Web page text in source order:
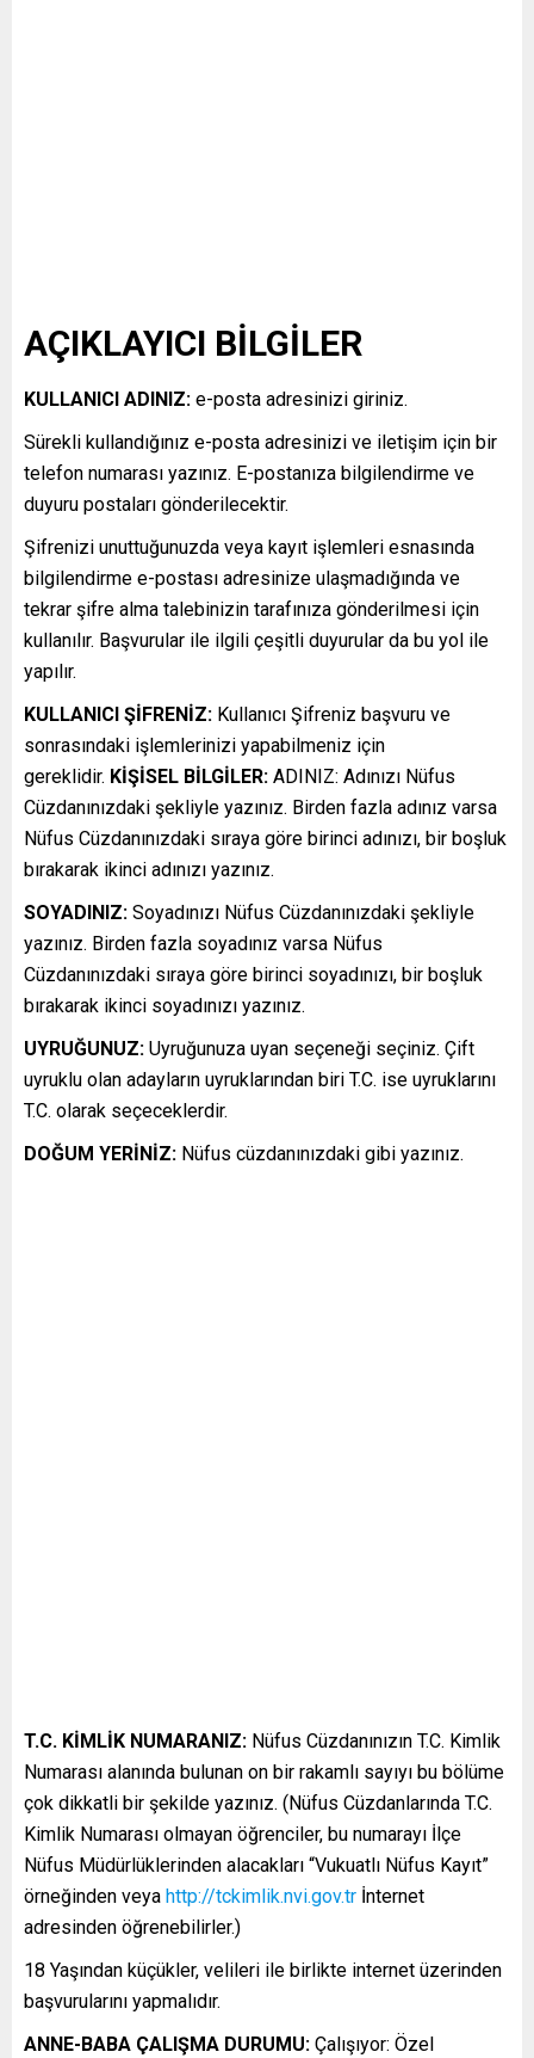
AÇIKLAYICI BİLGİLER
KULLANICI ADINIZ: e-posta adresinizi giriniz.
Sürekli kullandığınız e-posta adresinizi ve iletişim için bir
telefon numarası yazınız. E-postanıza bilgilendirme ve
duyuru postaları gönderilecektir.
Şifrenizi unuttuğunuzda veya kayıt işlemleri esnasında
bilgilendirme e-postası adresinize ulaşmadığında ve
tekrar şifre alma talebinizin tarafınıza gönderilmesi için
kullanılır. Başvurular ile ilgili çeşitli duyurular da bu yol ile
yapılır.
KULLANICI ŞİFRENİZ: Kullanıcı Şifreniz başvuru ve
sonrasındaki işlemlerinizi yapabilmeniz için
gereklidir. KİŞİSEL BİLGİLER: ADINIZ: Adınızı Nüfus
Cüzdanınızdaki şekliyle yazınız. Birden fazla adınız varsa
Nüfus Cüzdanınızdaki sıraya göre birinci adınızı, bir boşluk
bırakarak ikinci adınızı yazınız.
SOYADINIZ: Soyadınızı Nüfus Cüzdanınızdaki şekliyle
yazınız. Birden fazla soyadınız varsa Nüfus
Cüzdanınızdaki sıraya göre birinci soyadınızı, bir boşluk
bırakarak ikinci soyadınızı yazınız.
UYRUĞUNUZ: Uyruğunuza uyan seçeneği seçiniz. Çift
uyruklu olan adayların uyruklarından biri T.C. ise uyruklarını
T.C. olarak seçeceklerdir.
DOĞUM YERİNİZ: Nüfus cüzdanınızdaki gibi yazınız.
T.C. KİMLİK NUMARANIZ: Nüfus Cüzdanınızın T.C. Kimlik
Numarası alanında bulunan on bir rakamlı sayıyı bu bölüme
çok dikkatli bir şekilde yazınız. (Nüfus Cüzdanlarında T.C.
Kimlik Numarası olmayan öğrenciler, bu numarayı İlçe
Nüfus Müdürlüklerinden alacakları “Vukuatlı Nüfus Kayıt”
örneğinden veya http://tckimlik.nvi.gov.tr İnternet
adresinden öğrenebilirler.)
18 Yaşından küçükler, velileri ile birlikte internet üzerinden
başvurularını yapmalıdır.
ANNE-BABA ÇALIŞMA DURUMU: Çalışıyor: Özel